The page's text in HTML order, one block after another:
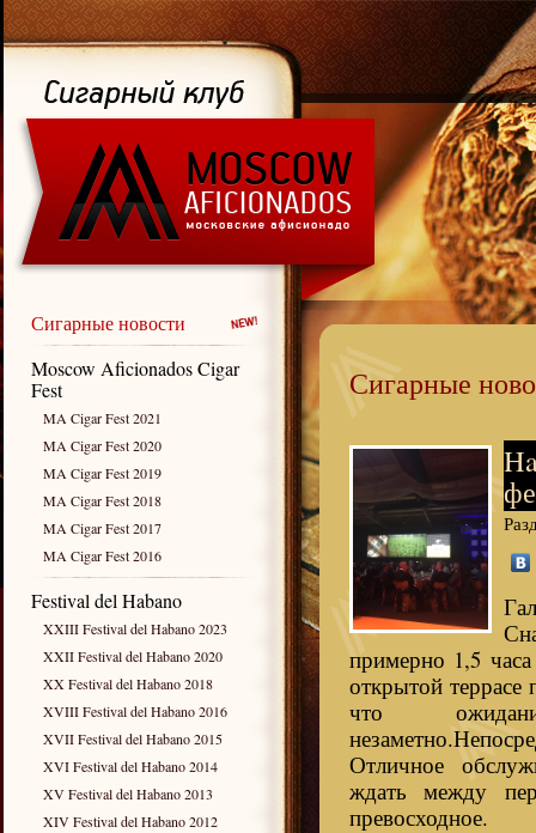
Сигарные новости
Moscow Aficionados Cigar
Fest
MA Cigar Fest 2021
MA Cigar Fest 2020
MA Cigar Fest 2019
MA Cigar Fest 2018
MA Cigar Fest 2017
MA Cigar Fest 2016
Festival del Habano
XXIII Festival del Habano 2023
XXII Festival del Habano 2020
XX Festival del Habano 2018
XVIII Festival del Habano 2016
XVII Festival del Habano 2015
XVI Festival del Habano 2014
XV Festival del Habano 2013
XIV Festival del Habano 2012
Сигарные
примерно 1,5
открытой террасе
что
Отличное
ждать между
превосходное.